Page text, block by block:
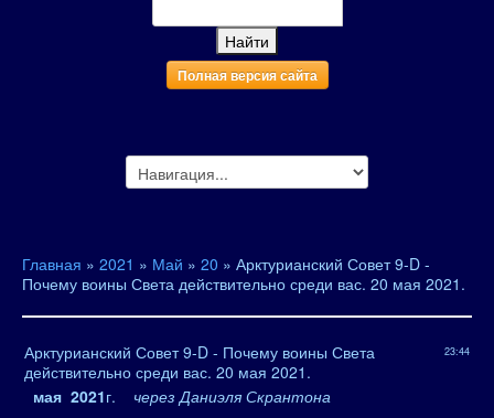
Полная версия сайта
Главная » 2021 » Май » 20 » Арктурианский Совет 9-D -
Почему воины Света действительно среди вас. 20 мая 2021.
23:44
Арктурианский Совет 9-D - Почему воины Света
действительно среди вас. 20 мая 2021.
мая 2021г.
через Даниэля Скрантона